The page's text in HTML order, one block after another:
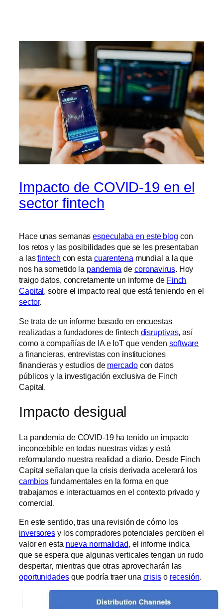
Impacto de COVID-19 en el
sector fintech
Hace unas semanasespeculaba en este blog con
los retos y las posibilidades que se les presentaban
a lasfintech con esta cuarentena mundial a la que
nos ha sometido la pandemia de coronavirus. Hoy
traigo datos, concretamente un informe de Finch
Capital , sobre el impacto real que está teniendo en el
sector.
Se trata de un informe basado en encuestas
realizadas a fundadores de fintech disruptivas, así
como a compañías de IA e IoT que venden software
a financieras, entrevistas con instituciones
financieras y estudios de mercadocon datos
públicos y la investigación exclusiva de Finch
Capital.
Impacto desigual
La pandemia de COVID-19 ha tenido un impacto
inconcebible en todas nuestras vidas y está
reformulando nuestra realidad a diario. Desde Finch
Capital señalan que la crisis derivada acelerará los
cambios fundamentales en la forma en que
trabajamos e interactuamos en el contexto privado y
comercial.
En este sentido, tras una revisión de cómo los
inversores y los compradores potenciales perciben el
valor en esta nueva normalidad, el informe indica
que se espera que algunas verticales tengan un rudo
despertar, mientras que otras aprovecharán las
oportunidadesque podría traer una crisiso recesión.